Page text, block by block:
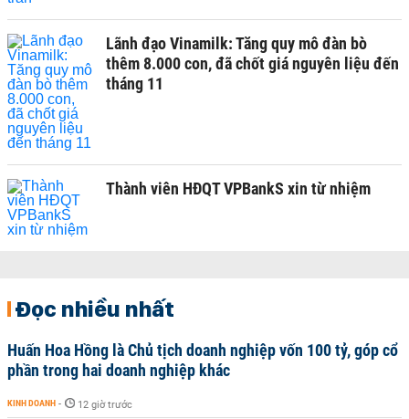
Lãnh đạo Vinamilk: Tăng quy mô đàn bò
thêm 8.000 con, đã chốt giá nguyên liệu đến
tháng 11
Thành viên HĐQT VPBankS xin từ nhiệm
Đọc nhiều nhất
Huấn Hoa Hồng là Chủ tịch doanh nghiệp vốn 100 tỷ, góp cổ
phần trong hai doanh nghiệp khác
KINH DOANH - 12 giờ trước